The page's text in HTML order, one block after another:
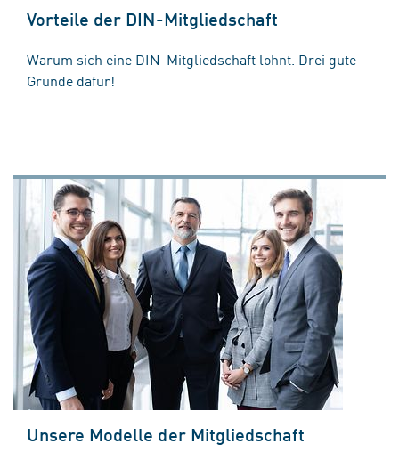
Vorteile der DIN-Mitgliedschaft
Warum sich eine DIN-Mitgliedschaft lohnt. Drei gute
Gründe dafür!
Unsere Modelle der Mitgliedschaft